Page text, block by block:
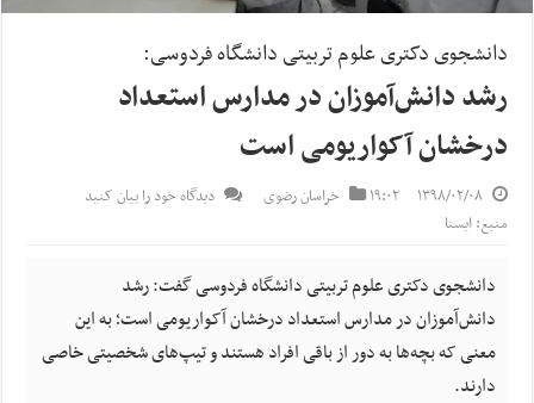
دانشجوی دکتری علوم تربیتی دانشگاه فردوسی:
رشد دانش‌آموزان در مدارس استعداد
درخشان آکواریومی است
۱۳۹۸/۰۲/۰۸ ۱۹:۰۲ خراسان رضوی
دیدگاه خود را بیان کنید
منبع: ایسنا
دانشجوی دکتری علوم تربیتی دانشگاه فردوسی گفت: رشد
دانش‌آموزان در مدارس استعداد درخشان آکواریومی است؛ به این
معنی که بچه‌ها به دور از باقی افراد هستند و تیپ‌های شخصیتی خاصی
دارند.